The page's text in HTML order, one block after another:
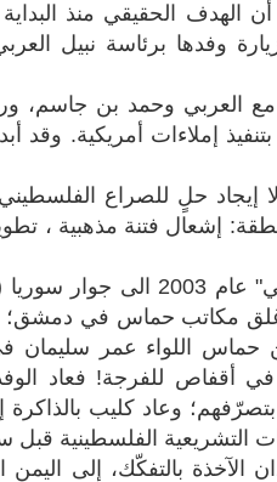
الهدف الحقيقي منذ
وفدها برئاسة نبيل
العربي وحمد بن جاسم،
إملاءات أمريكية. وقد
حلٍ للصراع
إشعال فتنة مذهبية ،
ونقل الكاتب عن خالد مشعل قوله إنه عندما
مكاتب حماس في دمشق؛
حماس اللواء عمر سليمان
للفرجة! فعاد
وعاد كليب
التشريعية الفلسطينية قبل
بالتفكّك، إلى اليمن